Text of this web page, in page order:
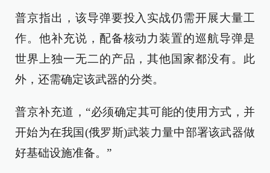
普京指出，该导弹要投入实战仍需开展大量工
作。他补充说，配备核动力装置的巡航导弹是
世界上独一无二的产品，其他国家都没有。此
外，还需确定该武器的分类。
普京补充道，“必须确定其可能的使用方式，并
开始为在我国(俄罗斯)武装力量中部署该武器做
好基础设施准备。”